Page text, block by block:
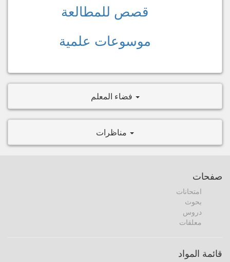
قصص للمطالعة
موسوعات علمية
فضاء المعلم
مناظرات
صفحات
امتحانات
بحوث
دروس
معلقات
قائمة المواد